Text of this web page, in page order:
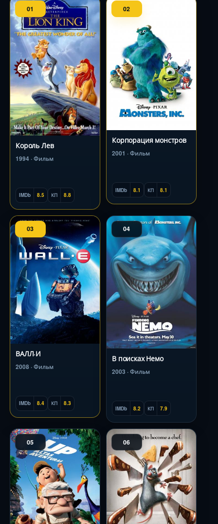
01
Король Лев
1994 · Фильм
IMDb 8.5 КП 8.8
02
Корпорация монстров
2001 · Фильм
IMDb 8.1 КП 8.1
03
ВАЛЛ·И
2008 · Фильм
IMDb 8.4 КП 8.3
04
В поисках Немо
2003 · Фильм
IMDb 8.2 КП 7.9
05 06